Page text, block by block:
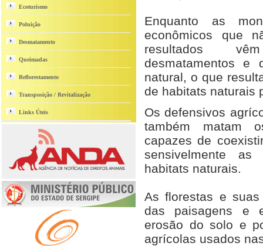
Ecoturismo
Poluição
Desmatamento
Queimadas
Reflorestamento
Transposição / Revitalização
Links Úteis
Enquanto as
econômicos que
resultados
desmatamentos e
natural, o que
de habitats naturais
Os defensivos
também matam
capazes de
sensivelmente
habitats naturais.
As florestas e
das paisagens e
erosão do solo e
agrícolas usados